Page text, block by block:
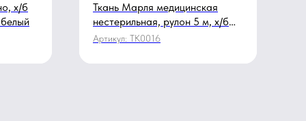
х/б
Ткань Марля медицинская
нестерильная, рулон 5 м, х/б
100%, 36 г/м², 90 см, белый
Артикул: TK0016